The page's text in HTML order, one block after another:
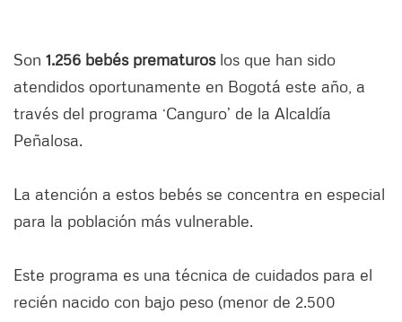
Son 1.256 bebés prematuroslos que han sido
atendidos oportunamente en Bogotá este año, a
través del programa ‘Canguro’ de la Alcaldía
Peñalosa.
La atención a estos bebés se concentra en especial
para la población más vulnerable.
Este programa es una técnica de cuidados para el
recién nacido con bajo peso (menor de 2.500